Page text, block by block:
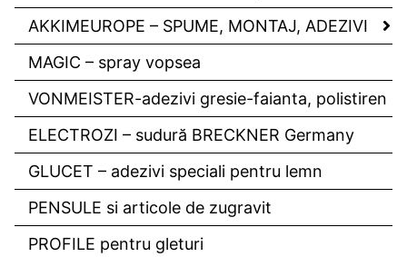
AKKIMEUROPE – SPUME, MONTAJ, ADEZIVI
MAGIC – spray vopsea
VONMEISTER-adezivi gresie-faianta, polistiren
ELECTROZI – sudură BRECKNER Germany
GLUCET – adezivi speciali pentru lemn
PENSULE si articole de zugravit
PROFILE pentru gleturi